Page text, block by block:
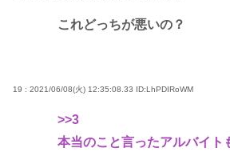
これどっちが悪いの？
19 : 2021/06/08(火) 12:35:08.33 ID:LhPDIRoWM
>>3
本当のこと言ったアルバイト